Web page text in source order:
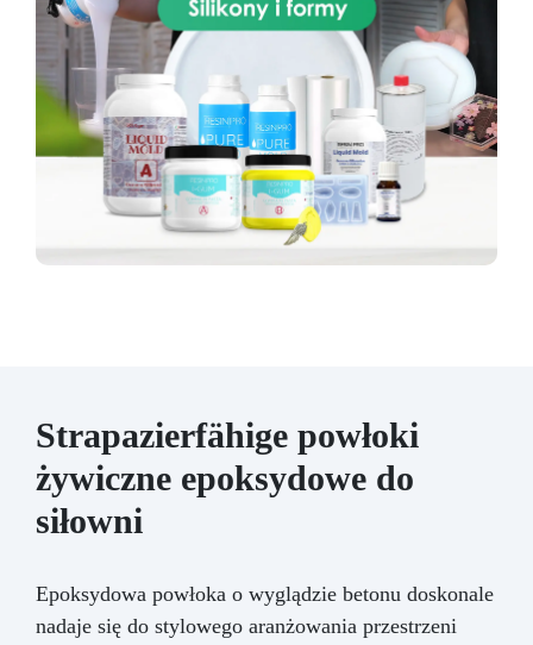
Strapazierfähige powłoki
żywiczne epoksydowe do
siłowni
Epoksydowa powłoka o wyglądzie betonu doskonale
nadaje się do stylowego aranżowania przestrzeni